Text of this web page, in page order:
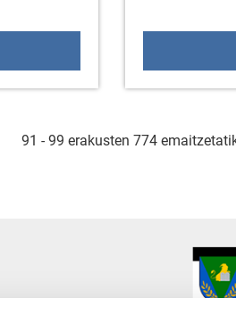
91 - 99 erakusten 774